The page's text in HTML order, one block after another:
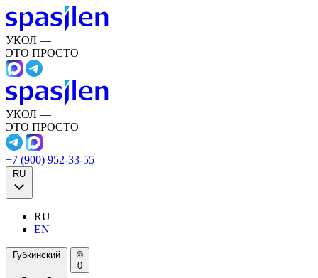
УКОЛ —
ЭТО ПРОСТО
УКОЛ —
ЭТО ПРОСТО
+7 (900) 952-33-55
RU
RU
EN
Губкинский
0